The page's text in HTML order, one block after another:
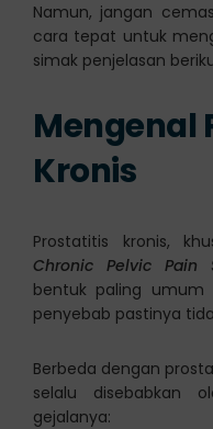
Namun, jangan
cara tepat untuk
simak penjelasan
Mengenal
Kronis
Prostatitis kronis,
Chronic Pelvic Pain
bentuk paling umum
penyebab pastinya
Berbeda dengan
selalu disebabkan
gejalanya: